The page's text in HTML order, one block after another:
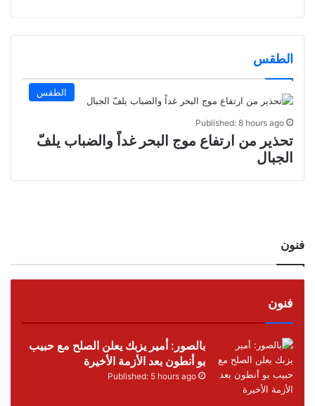
الطقس
الطقس
Published: 8 hours ago
تحذير من ارتفاع موج البحر غداً والضباب يلفّ
الجبال
فنون
فنون
بالصور: أمير يزبك يعلن الصلح مع حبيب
بو أنطون بعد الأزمة الأخيرة
Published: 5 hours ago